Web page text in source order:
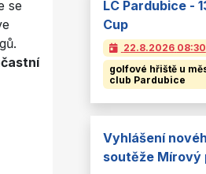
se
LC Pardubice -
Cup
22.8.2026 08:30
golfové hřiště u
club Pardubice
Vyhlášení
soutěže Mírový